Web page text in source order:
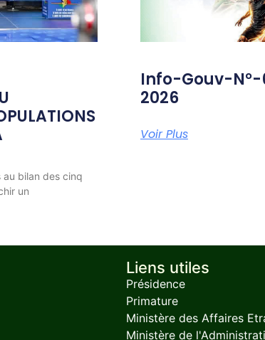
au bilan des cinq
un
Info-Gouv-
2026
Voir Plus
Liens utiles
Présidence
Primature
Ministère des Affaires
Ministère de